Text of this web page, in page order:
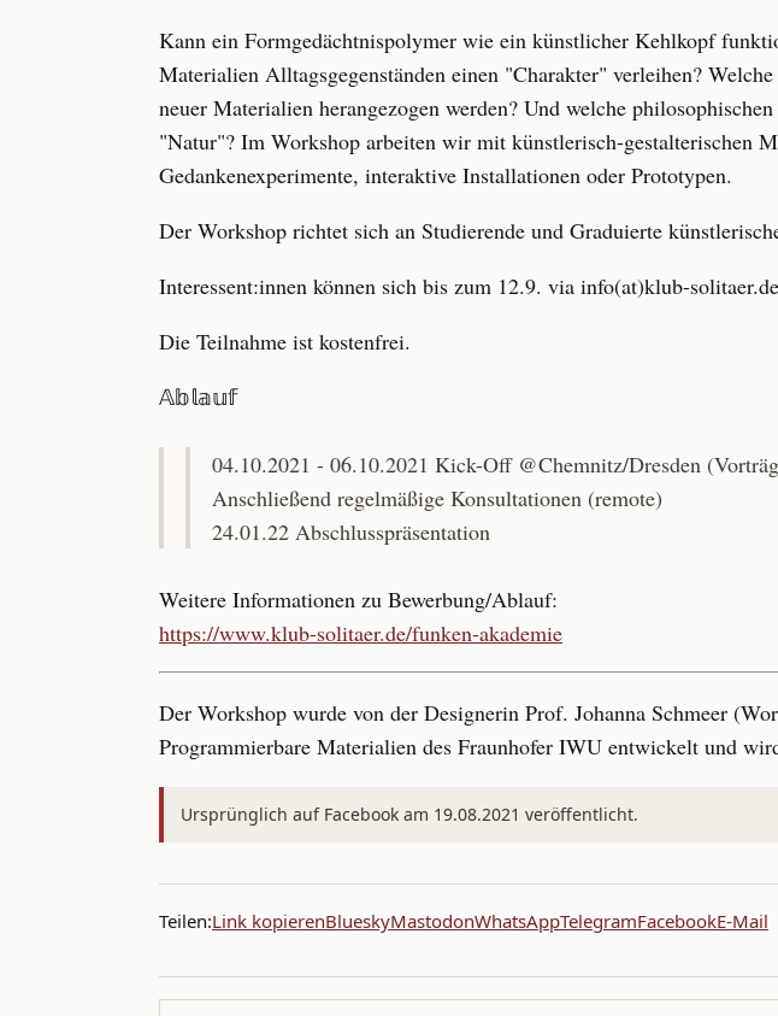
Kann ein Formgedächtnispolymer wie ein künstlicher Kehlkopf
Materialien Alltagsgegenständen einen "Charakter" verleihen?
neuer Materialien herangezogen werden? Und welche
"Natur"? Im Workshop arbeiten wir mit künstlerisch-gestalterischen
Gedankenexperimente, interaktive Installationen oder Prototypen.
Der Workshop richtet sich an Studierende und Graduierte
Interessent:innen können sich bis zum 12.9. via info(at)klub-
Die Teilnahme ist kostenfrei.
𝔸𝕓𝕝𝕒𝕦𝕗
04.10.2021 - 06.10.2021 Kick-Off @Chemnitz/Dresden
Anschließend regelmäßige Konsultationen (remote)
24.01.22 Abschlusspräsentation
Weitere Informationen zu Bewerbung/Ablauf:
https://www.klub-solitaer.de/funken-akademie
Der Workshop wurde von der Designerin Prof. Johanna Schmeer
Programmierbare Materialien des Fraunhofer IWU entwickelt und
Ursprünglich auf Facebook am 19.08.2021 veröffentlicht.
Teilen:Link kopierenBlueskyMastodonWhatsAppTelegramFacebookE-Mail